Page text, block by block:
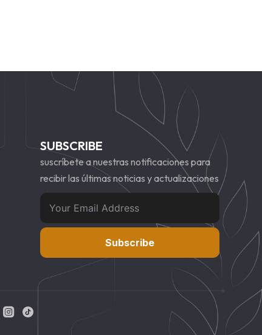
SUBSCRIBE
suscríbete a nuestras notificaciones para
recibir las últimas noticias y actualizaciones
Subscribe